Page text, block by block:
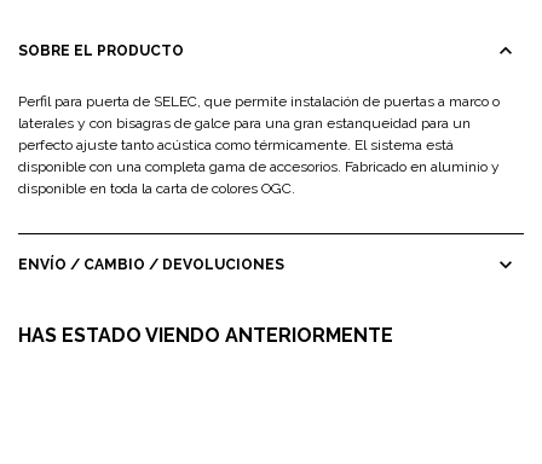
expand_less
SOBRE EL PRODUCTO
Perfil para puerta de SELEC, que permite instalación de puertas a marco o
laterales y con bisagras de galce para una gran estanqueidad para un
perfecto ajuste tanto acústica como térmicamente. El sistema está
disponible con una completa gama de accesorios. Fabricado en aluminio y
disponible en toda la carta de colores OGC.
expand_more
ENVÍO / CAMBIO / DEVOLUCIONES
HAS ESTADO VIENDO ANTERIORMENTE